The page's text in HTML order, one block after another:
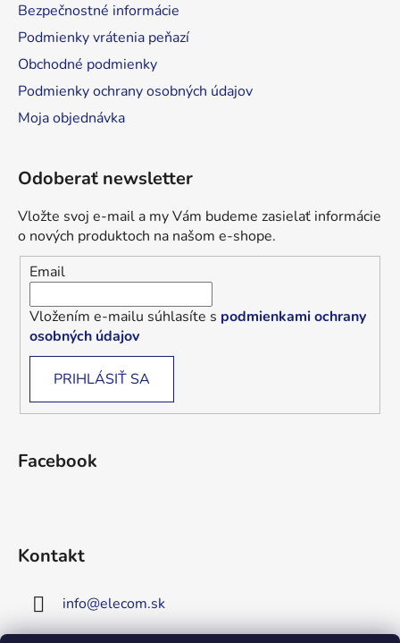
Bezpečnostné informácie
Podmienky vrátenia peňazí
Obchodné podmienky
Podmienky ochrany osobných údajov
Moja objednávka
Odoberať newsletter
Vložte svoj e-mail a my Vám budeme zasielať informácie
o nových produktoch na našom e-shope.
Email
Vložením e-mailu súhlasíte s podmienkami ochrany
osobných údajov
PRIHLÁSIŤ SA
Facebook
Kontakt
info@elecom.sk